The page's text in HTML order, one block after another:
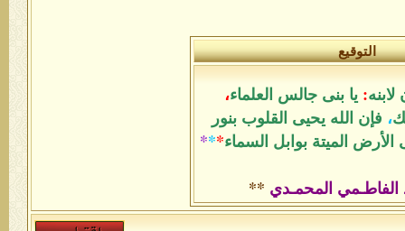
التوقيع
: يا بنى جالس العلماء،
، فإن الله يحيى القلوب بنور
الميتة بوابل السماء*
*
*
الفاطـمي المحمـدي **